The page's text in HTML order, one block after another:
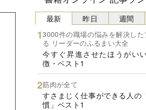
最新
3000件の職場の悩みを解決した
る リーダーのふるまい大全
今すぐ昇進させたほうがい
徴・ベスト1
筋肉が全て
すさまじく仕事ができる人の
慣」ベスト1
昨日 週間